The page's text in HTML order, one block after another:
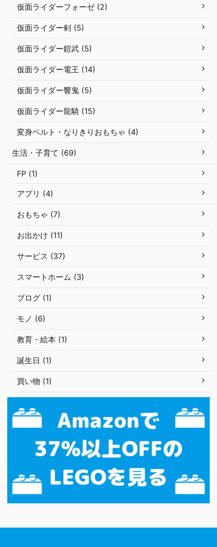
仮面ライダーフォーゼ (2)
仮面ライダー剣 (5)
仮面ライダー鎧武 (5)
仮面ライダー電王 (14)
仮面ライダー響鬼 (5)
仮面ライダー龍騎 (15)
変身ベルト・なりきりおもちゃ (4)
生活・子育て (69)
FP (1)
アプリ (4)
おもちゃ (7)
お出かけ (11)
サービス (37)
スマートホーム (3)
ブログ (1)
モノ (6)
教育・絵本 (1)
誕生日 (1)
買い物 (1)